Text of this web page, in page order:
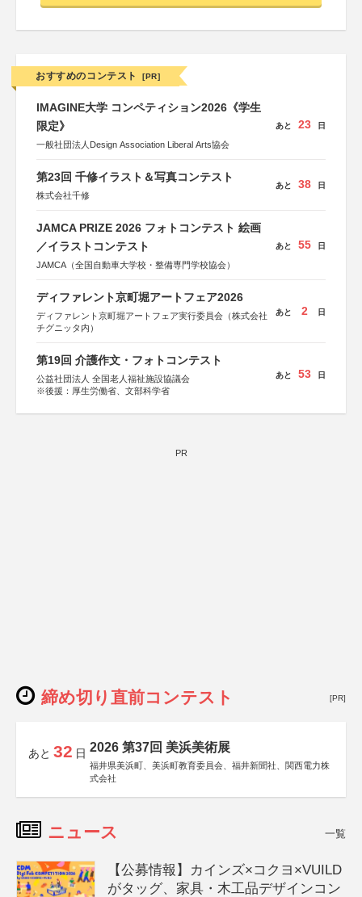
おすすめのコンテスト [PR]
IMAGINE大学 コンペティション2026《学生
限定》
一般社団法人Design Association Liberal Arts協会
あと 23 日
第23回 千修イラスト＆写真コンテスト
株式会社千修
あと 38 日
JAMCA PRIZE 2026 フォトコンテスト 絵画
／イラストコンテスト
JAMCA（全国自動車大学校・整備専門学校協会）
あと 55 日
ディファレント京町堀アートフェア2026
ディファレント京町堀アートフェア実行委員会（株式会社
チグニッタ内）
あと 2 日
第19回 介護作文・フォトコンテスト
公益社団法人 全国老人福祉施設協議会
※後援：厚生労働省、文部科学省
あと 53 日
PR
締め切り直前コンテスト [PR]
あと 32 日 2026 第37回 美浜美術展
福井県美浜町、美浜町教育委員会、福井新聞社、関西電力株
式会社
ニュース 一覧
【公募情報】カインズ×コクヨ×VUILD
がタッグ、家具・木工品デザインコン